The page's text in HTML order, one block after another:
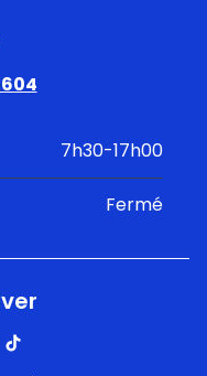
7h30-17h00
Fermé